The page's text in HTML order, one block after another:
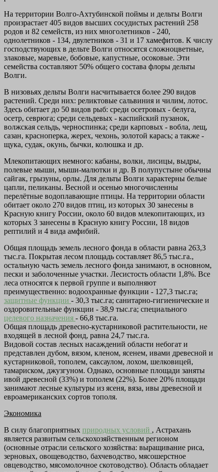
На территории Волго-Ахтубинской поймы и дельты Волги
произрастает 405 видов высших сосудистых растений 258
родов и 82 семейств, из них многолетников - 240,
однолетников - 134, двулетников - 31 и 17 хамефитов. К числу
господствующих в дельте Волги относятся сложноцветные,
злаковые, маревые, бобовые, капустные, осоковые. Эти
семейства составляют 50% общего состава флоры дельты
Волги.
В низовьях дельты Волги насчитывается более 290 видов
растений. Среди них: реликтовые сальвиния и чилим, лотос.
Здесь обитает до 50 видов рыб: среди осетровых - белуга,
осетр, севрюга; среди сельдевых - каспийский пузанок,
волжская сельдь, черноспинка; среди карповых - вобла, лещ,
сазан, красноперка, жерех, чехонь, золотой карась; а также -
щука, судак, окунь, бычки, колюшка и др.
Млекопитающих немного: кабаны, волки, лисицы, выдры,
полевые мыши, мыши-малютки и др. В полупустыне обычны
сайгак, грызуны, орлы. Для дельты Волги характерны белые
цапли, пеликаны. Весной и осенью многочисленны
перелётные водоплавающие птицы. На территории области
обитает около 270 видов птиц, из которых 30 занесены в
Красную книгу России, около 60 видов млекопитающих, из
которых 3 занесены в Красную книгу России, 18 видов
рептилий и 4 вида амфибий.
Общая площадь земель лесного фонда в области равна 263,3
тыс.га. Покрытая лесом площадь составляет 86,5 тыс.га.,
остальную часть земель лесного фонда занимают, в основном,
пески и заболоченные участки. Лесистость области 1,8%. Все
леса относятся к первой группе и выполняют
преимущественно: водоохранные функции - 127,3 тыс.га;
защитные функции - 30,3 тыс.га; санитарно-гигиенические и
оздоровительные функции - 38,9 тыс.га; специального
целевого назначения - 66,8 тыс.га.
Общая площадь древесно-кустарниковой растительности, не
входящей в лесной фонд, равна 24,7 тыс.га.
Видовой состав лесных насаждений области небогат и
представлен дубом, вязом, кленом, ясенем, ивами древесной и
кустарниковой, тополем, саксаулом, лохом, шелковицей,
тамариском, джузгуном. Однако, основные площади заняты
ивой древесной (33%) и тополем (22%). Более 20% площади
занимают лесные культуры из ясеня, вяза, ивы древесной и
евроамериканских сортов тополя.
Экономика
В силу благоприятных природных условий , Астрахань
является развитым сельскохозяйственным регионом
(основные отрасли сельского хозяйства: выращивание риса,
зерновых, овощеводство, бахчеводство, мясошерстное
овцеводство, мясомолочное скотоводство). Область обладает